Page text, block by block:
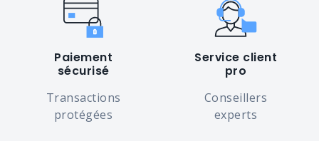
Paiement
sécurisé
Transactions
protégées
Service client
pro
Conseillers
experts